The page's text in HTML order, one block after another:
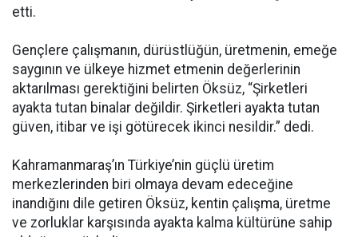
etti.
Gençlere çalışmanın, dürüstlüğün, üretmenin, emeğe
saygının ve ülkeye hizmet etmenin değerlerinin
aktarılması gerektiğini belirten Öksüz, “Şirketleri
ayakta tutan binalar değildir. Şirketleri ayakta tutan
güven, itibar ve işi götürecek ikinci nesildir.” dedi.
Kahramanmaraş’ın Türkiye’nin güçlü üretim
merkezlerinden biri olmaya devam edeceğine
inandığını dile getiren Öksüz, kentin çalışma, üretme
ve zorluklar karşısında ayakta kalma kültürüne sahip